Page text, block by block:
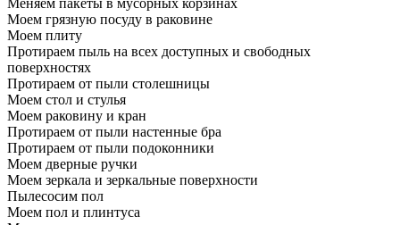
Меняем пакеты в мусорных корзинах
Моем грязную посуду в раковине
Моем плиту
Протираем пыль на всех доступных и свободных
поверхностях
Протираем от пыли столешницы
Моем стол и стулья
Моем раковину и кран
Протираем от пыли настенные бра
Протираем от пыли подоконники
Моем дверные ручки
Моем зеркала и зеркальные поверхности
Пылесосим пол
Моем пол и плинтуса